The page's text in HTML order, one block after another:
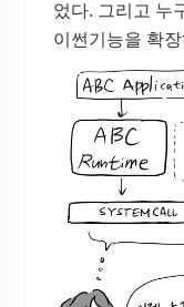
었다. 그리고 누
이썬기능을 확